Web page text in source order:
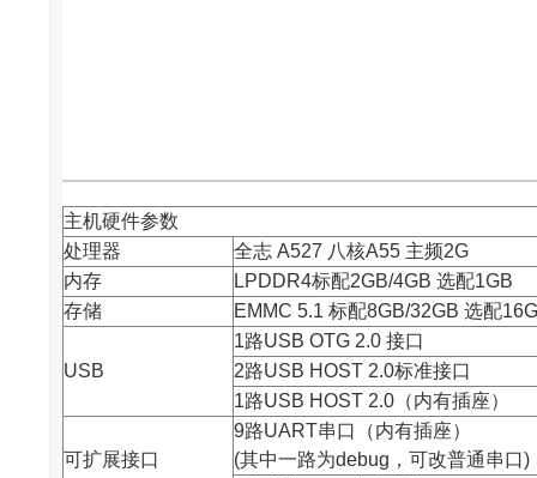
主机硬件参数
处理器
全志 A527 八核A55 主频2G
内存
LPDDR4标配2GB/4GB 选配1GB
存储
EMMC 5.1 标配8GB/32GB 选配
USB
1路USB OTG 2.0 接口
2路USB HOST 2.0标准接口
1路USB HOST 2.0（内有插座）
可扩展接口
9路UART串口（内有插座）
(其中一路为debug，可改普通串口)